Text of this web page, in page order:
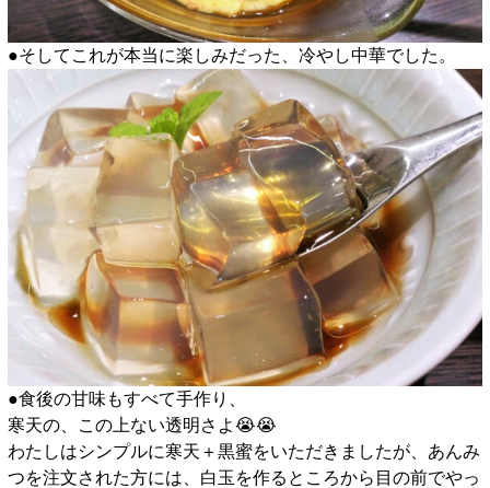
●そしてこれが本当に楽しみだった、冷やし中華でした。
●食後の甘味もすべて手作り、
寒天の、この上ない透明さよ😭😭
わたしはシンプルに寒天＋黒蜜をいただきましたが、あんみ
つを注文された方には、白玉を作るところから目の前でやっ